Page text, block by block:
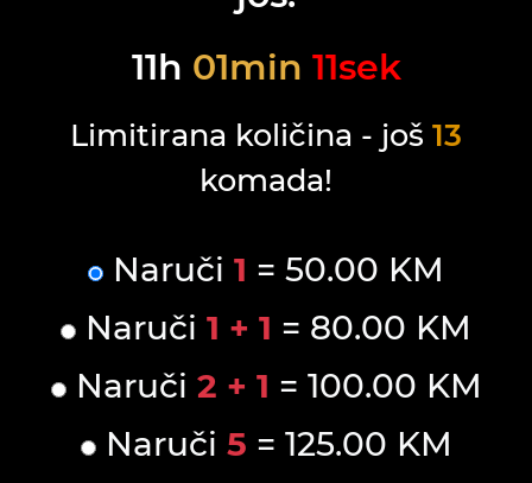
11h 01min 11sek
Limitirana količina - još 13
komada!
Naruči 1 = 50.00 KM
Naruči 1 + 1 = 80.00 KM
Naruči 2 + 1 = 100.00 KM
Naruči 5 = 125.00 KM